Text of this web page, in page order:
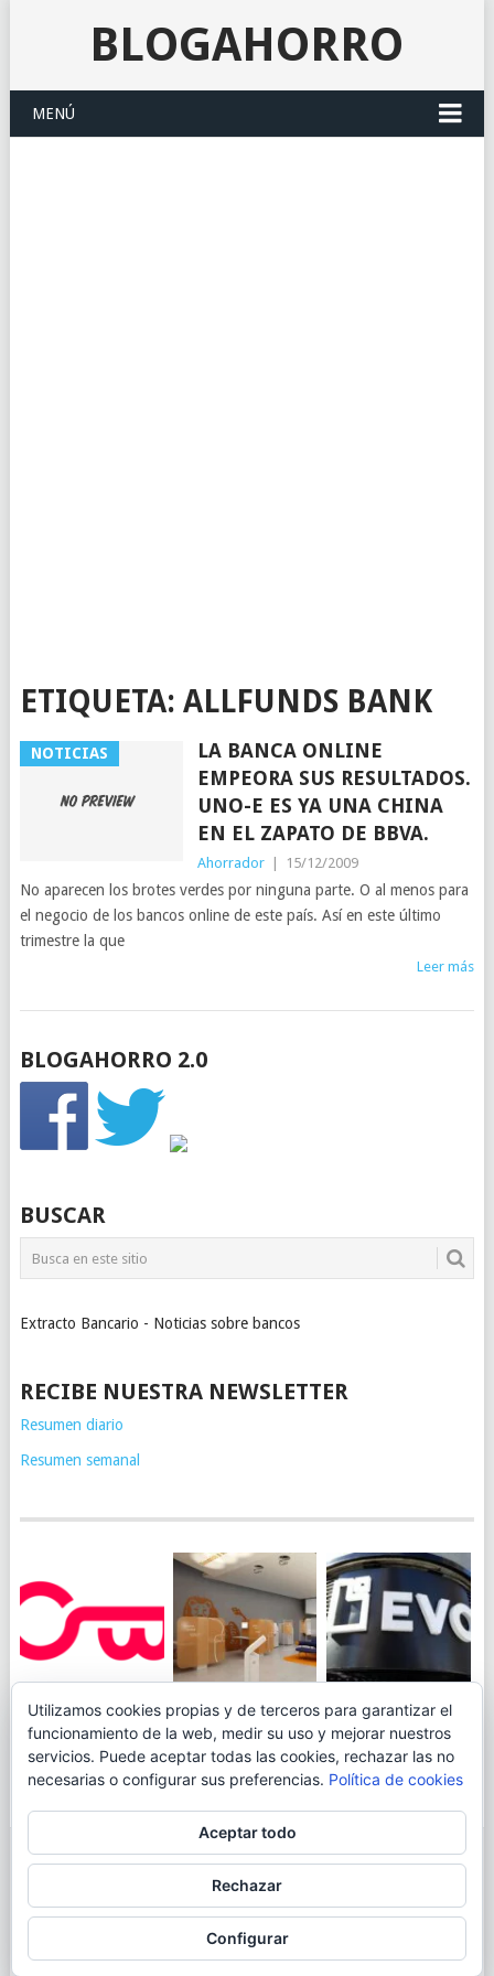
BLOGAHORRO
MENÚ
ETIQUETA: ALLFUNDS BANK
NOTICIAS
LA BANCA ONLINE
EMPEORA SUS RESULTADOS.
UNO-E ES YA UNA CHINA
EN EL ZAPATO DE BBVA.
Ahorrador 15/12/2009
No aparecen los brotes verdes por ninguna parte. O al menos para
el negocio de los bancos online de este país. Así en este último
trimestre la que
Leer más
BLOGAHORRO 2.0
BUSCAR
Extracto Bancario - Noticias sobre bancos
RECIBE NUESTRA NEWSLETTER
Resumen diario
Resumen semanal
JUEGA AL
CANICÓDROMO
DIGITAL DE
OPENBANK
ING TOCA SUELO EN
LA RENTABILIDAD
DE SU CUENTA
NARANJA: 0,01% TAE
EVO BANK
PERMITIRÁ
INGRESAR DINERO
DESDE LAS OFICINAS
© 2026BLOGAHORRO.
CONTACTA CON EL AUTOR
MAPA DE LA WEB
MÁS INFORMACIÓN SOBRE LAS COOKIES
POLÍTICA DE COOKIES
Utilizamos cookies propias y de terceros para garantizar el
funcionamiento de la web, medir su uso y mejorar nuestros
servicios. Puede aceptar todas las cookies, rechazar las no
necesarias o configurar sus preferencias. Política de cookies
Aceptar todo
Rechazar
Configurar